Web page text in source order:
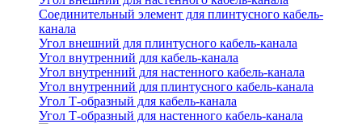
Соединительный элемент для плинтусного кабель-
канала
Угол внешний для плинтусного кабель-канала
Угол внутренний для кабель-канала
Угол внутренний для настенного кабель-канала
Угол внутренний для плинтусного кабель-канала
Угол Т-образный для кабель-канала
Угол Т-образный для настенного кабель-канала